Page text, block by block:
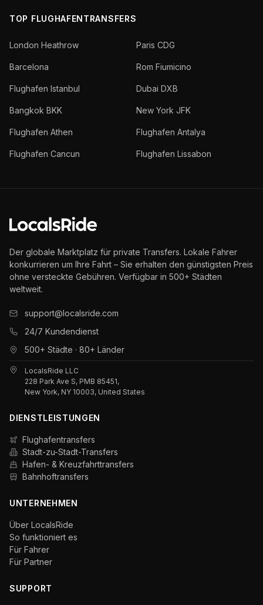
TOP FLUGHAFENTRANSFERS
London Heathrow Paris CDG
Barcelona Rom Fiumicino
Flughafen Istanbul Dubai DXB
Bangkok BKK New York JFK
Flughafen Athen Flughafen Antalya
Flughafen Cancun Flughafen Lissabon
Der globale Marktplatz für private Transfers. Lokale Fahrer
konkurrieren um Ihre Fahrt – Sie erhalten den günstigsten Preis
ohne versteckte Gebühren. Verfügbar in 500+ Städten
weltweit.
support@localsride.com
24/7 Kundendienst
500+ Städte · 80+ Länder
LocalsRide LLC
228 Park Ave S, PMB 85451,
New York, NY 10003, United States
DIENSTLEISTUNGEN
Flughafentransfers
Stadt-zu-Stadt-Transfers
Hafen- & Kreuzfahrttransfers
Bahnhoftransfers
UNTERNEHMEN
Über LocalsRide
So funktioniert es
Für Fahrer
Für Partner
SUPPORT